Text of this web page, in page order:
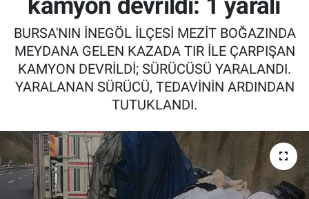
kamyon devrildi: 1 yaralı
BURSA'NIN İNEGÖL İLÇESİ MEZİT BOĞAZINDA
MEYDANA GELEN KAZADA TIR İLE ÇARPIŞAN
KAMYON DEVRİLDİ; SÜRÜCÜSÜ YARALANDI.
YARALANAN SÜRÜCÜ, TEDAVİNİN ARDINDAN
TUTUKLANDI.
EKONOMİ
SAĞLIK
BLOG
Tüm Manşetler
Son Dakika Haberleri